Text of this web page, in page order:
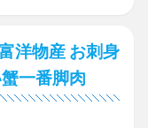
洋物産 お刺身
一番脚肉